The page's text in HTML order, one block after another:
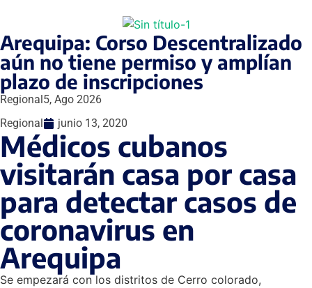
Arequipa: Corso Descentralizado
aún no tiene permiso y amplían
plazo de inscripciones
Regional 5, Ago 2026
Regional
junio 13, 2020
Médicos cubanos
visitarán casa por casa
para detectar casos de
coronavirus en
Arequipa
Se empezará con los distritos de Cerro colorado,